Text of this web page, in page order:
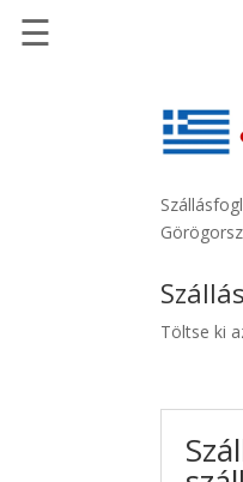
Szállásinfo.eu
Repülőjegy
Autóbérlés
☰
Töltse ki